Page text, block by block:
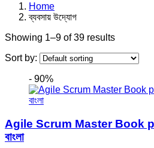
Home
ব্যবসায় উদ্যোগ
Showing 1–9 of 39 results
Sort by:
- 90%
Agile Scrum Master Book
বাংলা